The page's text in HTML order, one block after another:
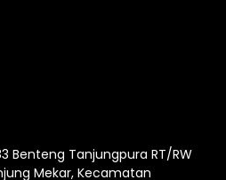
Benteng Tanjungpura RT/RW
Mekar, Kecamatan